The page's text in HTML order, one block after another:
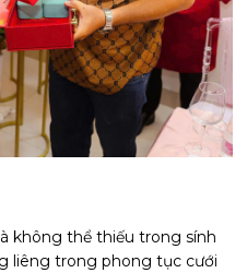
không thể thiếu trong sính
liêng trong phong tục cưới